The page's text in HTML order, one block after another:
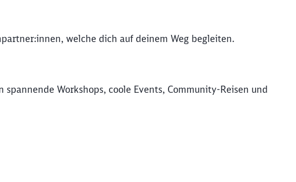
welche dich auf deinem Weg begleiten.
Workshops, coole Events, Community-Reisen und